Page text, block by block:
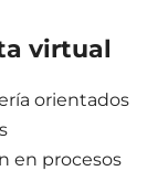
virtual
orientados
en procesos